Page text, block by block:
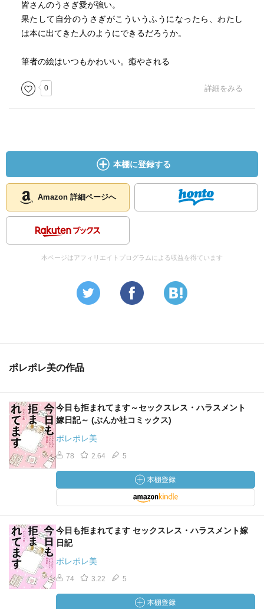
皆さんのうさぎ愛が強い。
果たして自分のうさぎがこういうふうになったら、わたし
は本に出てきた人のようにできるだろうか。
筆者の絵はいつもかわいい。癒やされる
0 詳細をみる
本棚に登録する
Amazon 詳細ページへ
本ページはアフィリエイトプログラムによる収益を得ています
ポレポレ美の作品
今日も拒まれてます～セックスレス・ハラスメント
嫁日記～ (ぶんか社コミックス)
ポレポレ美
78 2.64 5
今日も拒まれてます セックスレス・ハラスメント嫁
日記
ポレポレ美
74 3.22 5